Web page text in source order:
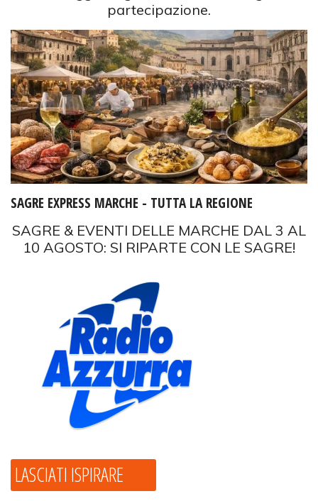
partecipazione.
SAGRE EXPRESS MARCHE - TUTTA LA REGIONE
SAGRE & EVENTI DELLE MARCHE DAL 3 AL
10 AGOSTO: SI RIPARTE CON LE SAGRE!
LASCIATI ISPIRARE